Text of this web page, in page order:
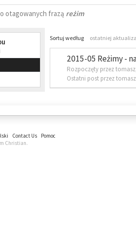
otagowanych frazą reżim
Sortuj według ostatniej
2015-05 Reżimy -
Rozpoczęty przez
Ostatni post przez
Contact Us
Pomoc
Christian.